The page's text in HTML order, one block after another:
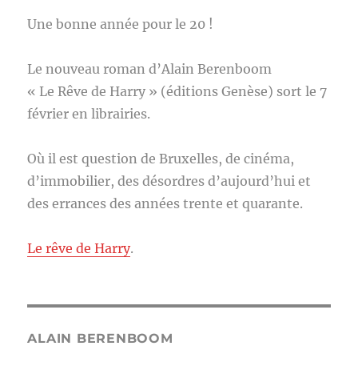
Une bonne année pour le 20 !
Le nouveau roman d’Alain Berenboom
« Le Rêve de Harry » (éditions Genèse) sort le 7
février en librairies.
Où il est question de Bruxelles, de cinéma,
d’immobilier, des désordres d’aujourd’hui et
des errances des années trente et quarante.
Le rêve de Harry.
ALAIN BERENBOOM